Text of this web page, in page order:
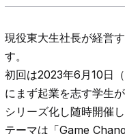
現役東大生社長が経営
す。
初回は2023年6月10日
にまず起業を志す学生
シリーズ化し随時開催
テーマは「Game